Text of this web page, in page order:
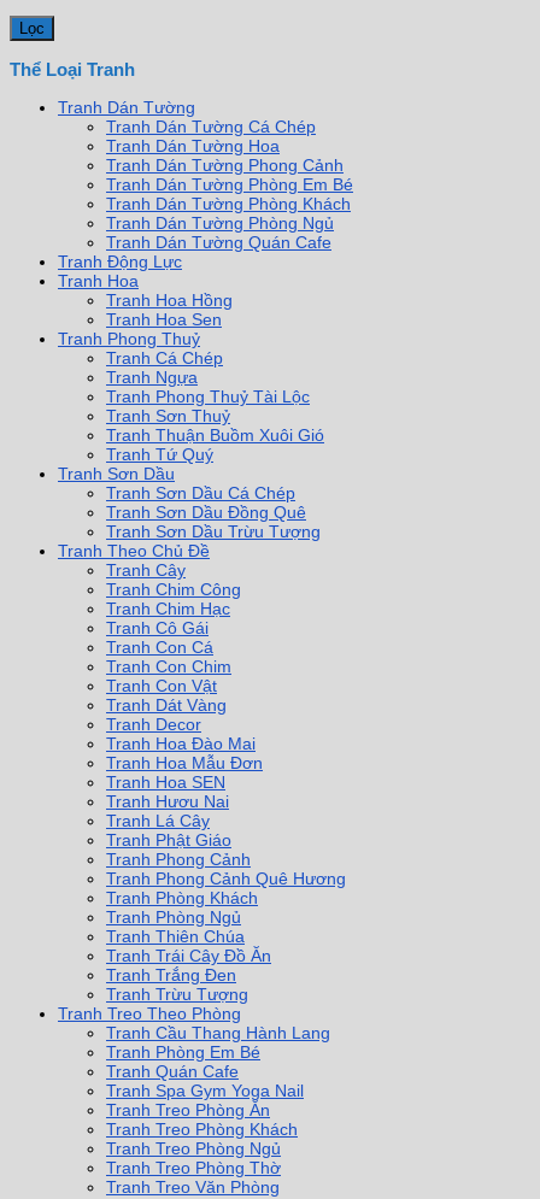
Thể Loại Tranh
Tranh Dán Tường
Tranh Dán Tường Cá Chép
Tranh Dán Tường Hoa
Tranh Dán Tường Phong Cảnh
Tranh Dán Tường Phòng Em Bé
Tranh Dán Tường Phòng Khách
Tranh Dán Tường Phòng Ngủ
Tranh Dán Tường Quán Cafe
Tranh Động Lực
Tranh Hoa
Tranh Hoa Hồng
Tranh Hoa Sen
Tranh Phong Thuỷ
Tranh Cá Chép
Tranh Ngựa
Tranh Phong Thuỷ Tài Lộc
Tranh Sơn Thuỷ
Tranh Thuận Buồm Xuôi Gió
Tranh Tứ Quý
Tranh Sơn Dầu
Tranh Sơn Dầu Cá Chép
Tranh Sơn Dầu Đồng Quê
Tranh Sơn Dầu Trừu Tượng
Tranh Theo Chủ Đề
Tranh Cây
Tranh Chim Công
Tranh Chim Hạc
Tranh Cô Gái
Tranh Con Cá
Tranh Con Chim
Tranh Con Vật
Tranh Dát Vàng
Tranh Decor
Tranh Hoa Đào Mai
Tranh Hoa Mẫu Đơn
Tranh Hoa SEN
Tranh Hươu Nai
Tranh Lá Cây
Tranh Phật Giáo
Tranh Phong Cảnh
Tranh Phong Cảnh Quê Hương
Tranh Phòng Khách
Tranh Phòng Ngủ
Tranh Thiên Chúa
Tranh Trái Cây Đồ Ăn
Tranh Trắng Đen
Tranh Trừu Tượng
Tranh Treo Theo Phòng
Tranh Cầu Thang Hành Lang
Tranh Phòng Em Bé
Tranh Quán Cafe
Tranh Spa Gym Yoga Nail
Tranh Treo Phòng Ăn
Tranh Treo Phòng Khách
Tranh Treo Phòng Ngủ
Tranh Treo Phòng Thờ
Tranh Treo Văn Phòng